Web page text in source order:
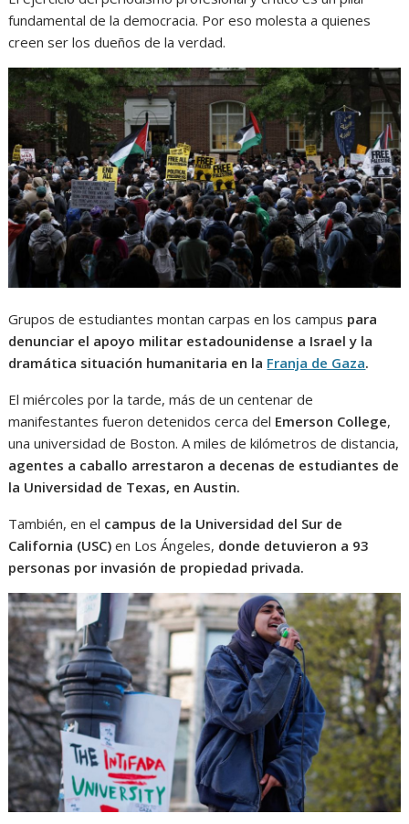
fundamental de la democracia. Por eso molesta a quienes
creen ser los dueños de la verdad.
Grupos de estudiantes montan carpas en los campus para
denunciar el apoyo militar estadounidense a Israel y la
dramática situación humanitaria en la Franja de Gaza.
El miércoles por la tarde, más de un centenar de
manifestantes fueron detenidos cerca del Emerson College,
una universidad de Boston. A miles de kilómetros de distancia,
agentes a caballo arrestaron a decenas de estudiantes de
la Universidad de Texas, en Austin.
También, en el campus de la Universidad del Sur de
California (USC) en Los Ángeles, donde detuvieron a 93
personas por invasión de propiedad privada.